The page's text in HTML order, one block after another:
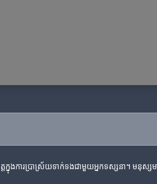
តក្នុងការប្រាស្រ័យទាក់ទងជាមួយអ្នកទស្សនា។ មនុ